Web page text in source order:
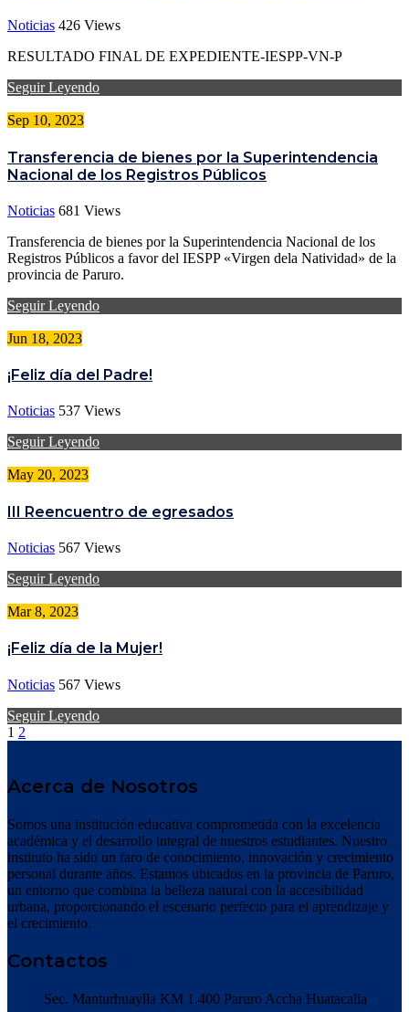
Noticias 426 Views
RESULTADO FINAL DE EXPEDIENTE-IESPP-VN-P
Seguir Leyendo
Sep 10, 2023
Transferencia de bienes por la Superintendencia
Nacional de los Registros Públicos
Noticias 681 Views
Transferencia de bienes por la Superintendencia Nacional de los
Registros Públicos a favor del IESPP «Virgen dela Natividad» de la
provincia de Paruro.
Seguir Leyendo
Jun 18, 2023
¡Feliz día del Padre!
Noticias 537 Views
Seguir Leyendo
May 20, 2023
III Reencuentro de egresados
Noticias 567 Views
Seguir Leyendo
Mar 8, 2023
¡Feliz día de la Mujer!
Noticias 567 Views
Seguir Leyendo
1 2
Acerca de Nosotros
Somos una institución educativa comprometida con la excelencia
académica y el desarrollo integral de nuestros estudiantes. Nuestro
instituto ha sido un faro de conocimiento, innovación y crecimiento
personal durante años. Estamos ubicados en la provincia de Paruro,
un entorno que combina la belleza natural con la accesibilidad
urbana, proporcionando el escenario perfecto para el aprendizaje y
el crecimiento.
Contactos
Sec. Manturhuaylla KM 1.400 Paruro Accha Huatacalla